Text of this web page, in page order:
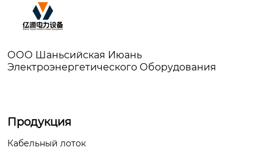
ООО Шаньсийская Июань
Электроэнергетического Оборудования
Продукция
Кабельный лоток